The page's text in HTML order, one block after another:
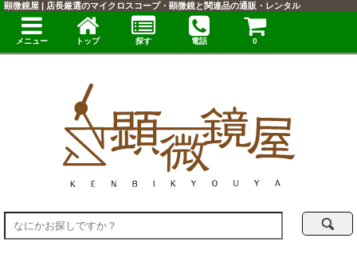
顕微鏡屋 | 店長厳選のマイクロスコープ・顕微鏡と関連品の通販・レンタル
メニュー トップ 探す 電話 0